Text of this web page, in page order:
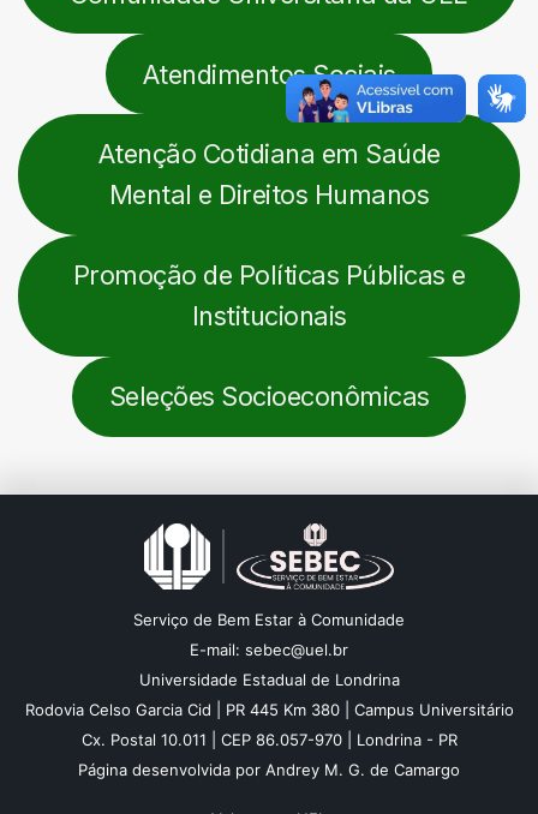
Atendimentos Sociais
Atenção Cotidiana em Saúde
Mental e Direitos Humanos
Promoção de Políticas Públicas e
Institucionais
Seleções Socioeconômicas
Serviço de Bem Estar à Comunidade
E-mail: sebec@uel.br
Universidade Estadual de Londrina
Rodovia Celso Garcia Cid | PR 445 Km 380 | Campus Universitário
Cx. Postal 10.011 | CEP 86.057-970 | Londrina - PR
Página desenvolvida por Andrey M. G. de Camargo